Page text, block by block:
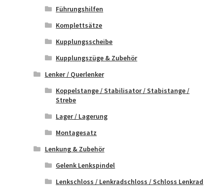
Führungshilfen
Komplettsätze
Kupplungsscheibe
Kupplungszüge & Zubehör
Lenker / Querlenker
Koppelstange / Stabilisator / Stabistange /
Strebe
Lager / Lagerung
Montagesatz
Lenkung & Zubehör
Gelenk Lenkspindel
Lenkschloss / Lenkradschloss / Schloss Lenkrad